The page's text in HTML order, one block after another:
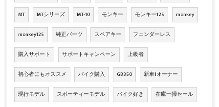
MT MTシリーズ MT-10 モンキー モンキー125 monkey
monkey125 純正パーツ スペアキー フェンダーレス
購入サポート サポートキャンペーン 上級者
初心者にもオススメ バイク購入 GB350 新車1オーナー
現行モデル スポーティーモデル バイク好き 在庫一掃セール